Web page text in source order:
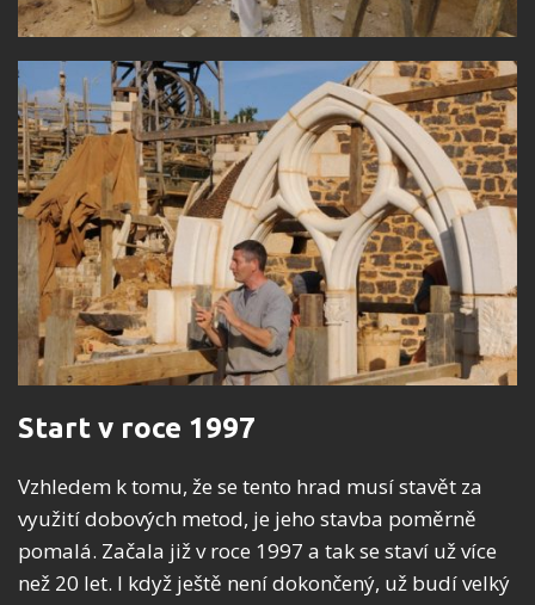
Start v roce 1997
Vzhledem k tomu, že se tento hrad musí stavět za
využití dobových metod, je jeho stavba poměrně
pomalá. Začala již v roce 1997 a tak se staví už více
než 20 let. I když ještě není dokončený, už budí velký